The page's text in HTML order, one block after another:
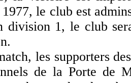
1977, le club est
division 1, le club
les supporters
de la Porte de